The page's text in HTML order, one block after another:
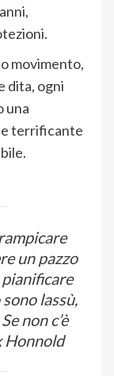
movimento,
dita, ogni
una
terrificante
un pazzo
pianificare
lassù,
non c’è
Honnold